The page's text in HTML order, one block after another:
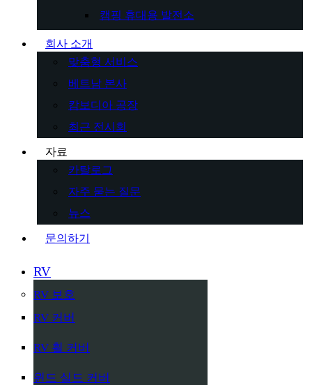
캠핑 휴대용 발전소
회사 소개
맞춤형 서비스
베트남 본사
캄보디아 공장
최근 전시회
자료
카탈로그
자주 묻는 질문
뉴스
문의하기
RV
RV 보호
RV 커버
RV 휠 커버
윈드 실드 커버